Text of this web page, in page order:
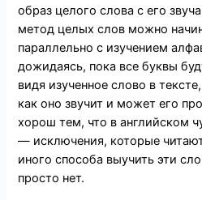
образ целого слова с его
метод целых слов можно
параллельно с изучением
дожидаясь, пока все буквы
видя изученное слово в
как оно звучит и может его
хорош тем, что в английском
— исключения, которые
иного способа выучить эти
просто нет.